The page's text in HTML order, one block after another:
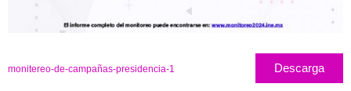
monitereo-de-campañas-presidencia-1 Descarga